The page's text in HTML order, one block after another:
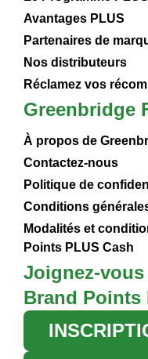
Avantages PLUS
Partenaires de
Nos distributeurs
Réclamez vos
Greenbridge
À propos de
Contactez-nous
Politique de
Conditions
Modalités et
Points PLUS Cash
Joignez-
Brand Points